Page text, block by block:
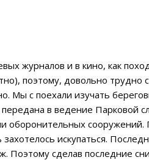
журналов и в кино, как
поэтому, довольно трудно
Мы споехали изучать
передана в ведение Парковой
оборонительных сооружений.
искупаться.
Поэтому сделав последние